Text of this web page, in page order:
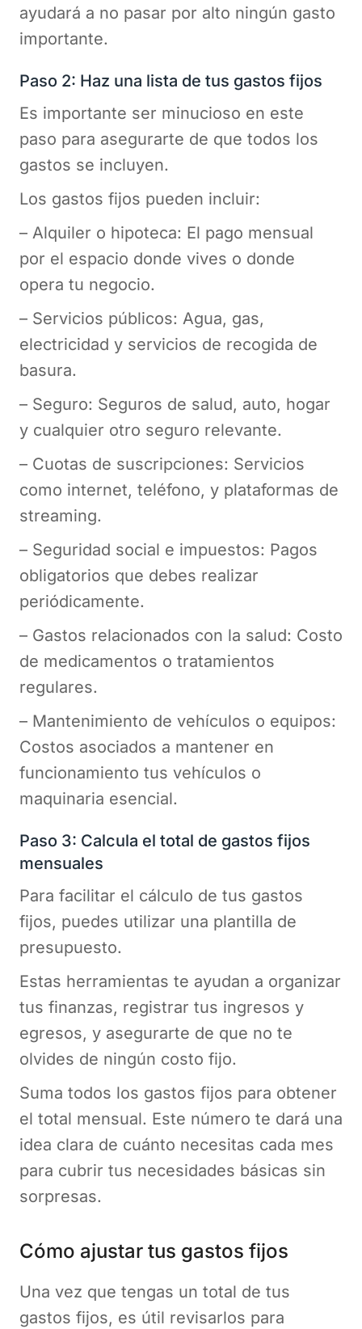
ayudará a no pasar por alto ningún gasto
importante.
Paso 2: Haz una lista de tus gastos fijos
Es importante ser minucioso en este
paso para asegurarte de que todos los
gastos se incluyen.
Los gastos fijos pueden incluir:
– Alquiler o hipoteca: El pago mensual
por el espacio donde vives o donde
opera tu negocio.
– Servicios públicos: Agua, gas,
electricidad y servicios de recogida de
basura.
– Seguro: Seguros de salud, auto, hogar
y cualquier otro seguro relevante.
– Cuotas de suscripciones: Servicios
como internet, teléfono, y plataformas de
streaming.
– Seguridad social e impuestos: Pagos
obligatorios que debes realizar
periódicamente.
– Gastos relacionados con la salud: Costo
de medicamentos o tratamientos
regulares.
– Mantenimiento de vehículos o equipos:
Costos asociados a mantener en
funcionamiento tus vehículos o
maquinaria esencial.
Paso 3: Calcula el total de gastos fijos
mensuales
Para facilitar el cálculo de tus gastos
fijos, puedes utilizar una plantilla de
presupuesto.
Estas herramientas te ayudan a organizar
tus finanzas, registrar tus ingresos y
egresos, y asegurarte de que no te
olvides de ningún costo fijo.
Suma todos los gastos fijos para obtener
el total mensual. Este número te dará una
idea clara de cuánto necesitas cada mes
para cubrir tus necesidades básicas sin
sorpresas.
Cómo ajustar tus gastos fijos
Una vez que tengas un total de tus
gastos fijos, es útil revisarlos para